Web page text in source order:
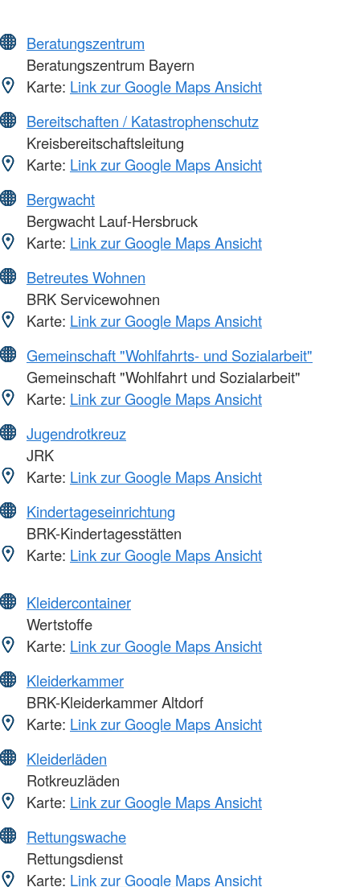
Beratungszentrum
Beratungszentrum Bayern
Karte: Link zur Google Maps Ansicht
Bereitschaften / Katastrophenschutz
Kreisbereitschaftsleitung
Karte: Link zur Google Maps Ansicht
Bergwacht
Bergwacht Lauf-Hersbruck
Karte: Link zur Google Maps Ansicht
Betreutes Wohnen
BRK Servicewohnen
Karte: Link zur Google Maps Ansicht
Gemeinschaft "Wohlfahrts- und Sozialarbeit"
Gemeinschaft "Wohlfahrt und Sozialarbeit"
Karte: Link zur Google Maps Ansicht
Jugendrotkreuz
JRK
Karte: Link zur Google Maps Ansicht
Kindertageseinrichtung
BRK-Kindertagesstätten
Karte: Link zur Google Maps Ansicht
Kleidercontainer
Wertstoffe
Karte: Link zur Google Maps Ansicht
Kleiderkammer
BRK-Kleiderkammer Altdorf
Karte: Link zur Google Maps Ansicht
Kleiderläden
Rotkreuzläden
Karte: Link zur Google Maps Ansicht
Rettungswache
Rettungsdienst
Karte: Link zur Google Maps Ansicht